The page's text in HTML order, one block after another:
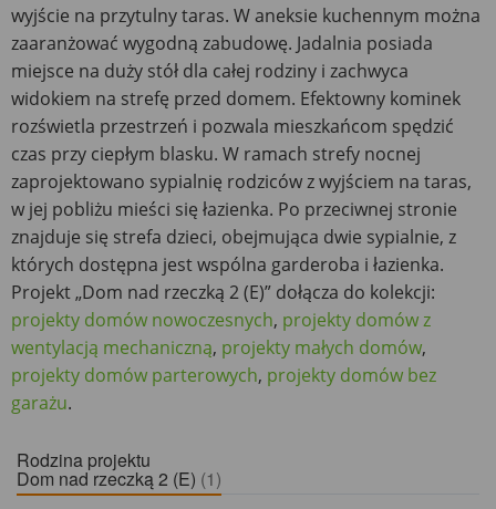
wyjście na przytulny taras. W aneksie kuchennym można
zaaranżować wygodną zabudowę. Jadalnia posiada
miejsce na duży stół dla całej rodziny i zachwyca
widokiem na strefę przed domem. Efektowny kominek
rozświetla przestrzeń i pozwala mieszkańcom spędzić
czas przy ciepłym blasku. W ramach strefy nocnej
zaprojektowano sypialnię rodziców z wyjściem na taras,
w jej pobliżu mieści się łazienka. Po przeciwnej stronie
znajduje się strefa dzieci, obejmująca dwie sypialnie, z
których dostępna jest wspólna garderoba i łazienka.
Projekt „Dom nad rzeczką 2 (E)” dołącza do kolekcji:
projekty domów nowoczesnych, projekty domów z
wentylacją mechaniczną, projekty małych domów,
projekty domów parterowych, projekty domów bez
garażu.
Rodzina projektu
Dom nad rzeczką 2 (E) (1)